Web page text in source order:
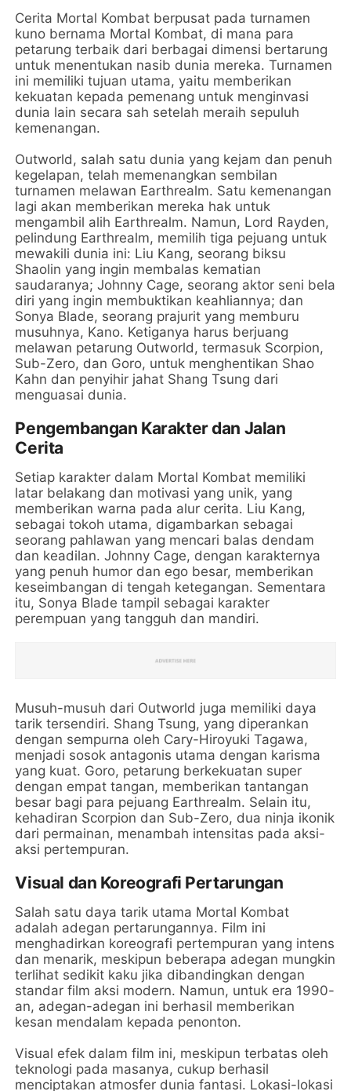
Cerita Mortal Kombat berpusat pada turnamen
kuno bernama Mortal Kombat, di mana para
petarung terbaik dari berbagai dimensi bertarung
untuk menentukan nasib dunia mereka. Turnamen
ini memiliki tujuan utama, yaitu memberikan
kekuatan kepada pemenang untuk menginvasi
dunia lain secara sah setelah meraih sepuluh
kemenangan.
Outworld, salah satu dunia yang kejam dan penuh
kegelapan, telah memenangkan sembilan
turnamen melawan Earthrealm. Satu kemenangan
lagi akan memberikan mereka hak untuk
mengambil alih Earthrealm. Namun, Lord Rayden,
pelindung Earthrealm, memilih tiga pejuang untuk
mewakili dunia ini: Liu Kang, seorang biksu
Shaolin yang ingin membalas kematian
saudaranya; Johnny Cage, seorang aktor seni bela
diri yang ingin membuktikan keahliannya; dan
Sonya Blade, seorang prajurit yang memburu
musuhnya, Kano. Ketiganya harus berjuang
melawan petarung Outworld, termasuk Scorpion,
Sub-Zero, dan Goro, untuk menghentikan Shao
Kahn dan penyihir jahat Shang Tsung dari
menguasai dunia.
Pengembangan Karakter dan Jalan
Cerita
Setiap karakter dalam Mortal Kombat memiliki
latar belakang dan motivasi yang unik, yang
memberikan warna pada alur cerita. Liu Kang,
sebagai tokoh utama, digambarkan sebagai
seorang pahlawan yang mencari balas dendam
dan keadilan. Johnny Cage, dengan karakternya
yang penuh humor dan ego besar, memberikan
keseimbangan di tengah ketegangan. Sementara
itu, Sonya Blade tampil sebagai karakter
perempuan yang tangguh dan mandiri.
Musuh-musuh dari Outworld juga memiliki daya
tarik tersendiri. Shang Tsung, yang diperankan
dengan sempurna oleh Cary-Hiroyuki Tagawa,
menjadi sosok antagonis utama dengan karisma
yang kuat. Goro, petarung berkekuatan super
dengan empat tangan, memberikan tantangan
besar bagi para pejuang Earthrealm. Selain itu,
kehadiran Scorpion dan Sub-Zero, dua ninja ikonik
dari permainan, menambah intensitas pada aksi-
aksi pertempuran.
Visual dan Koreografi Pertarungan
Salah satu daya tarik utama Mortal Kombat
adalah adegan pertarungannya. Film ini
menghadirkan koreografi pertempuran yang intens
dan menarik, meskipun beberapa adegan mungkin
terlihat sedikit kaku jika dibandingkan dengan
standar film aksi modern. Namun, untuk era 1990-
an, adegan-adegan ini berhasil memberikan
kesan mendalam kepada penonton.
Visual efek dalam film ini, meskipun terbatas oleh
teknologi pada masanya, cukup berhasil
menciptakan atmosfer dunia fantasi. Lokasi-lokasi